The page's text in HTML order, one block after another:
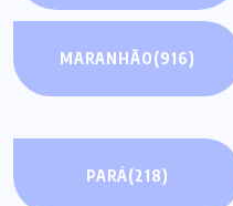
MARANHÃO(916)
PARÁ(218)